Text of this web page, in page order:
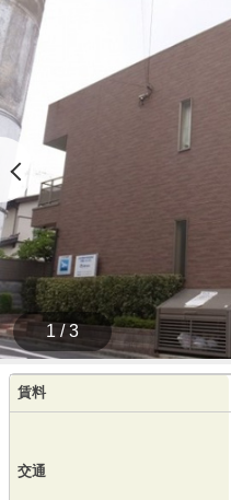
1 / 3
賃料
交通